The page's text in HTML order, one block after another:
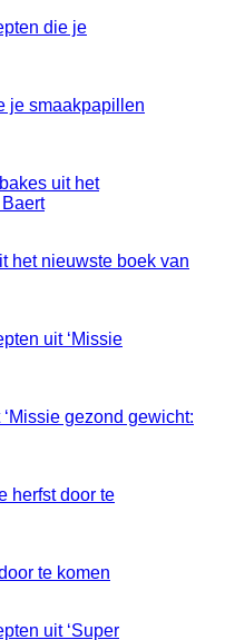
je smaakpapillen
het nieuwste boek van
gezond gewicht:
te komen